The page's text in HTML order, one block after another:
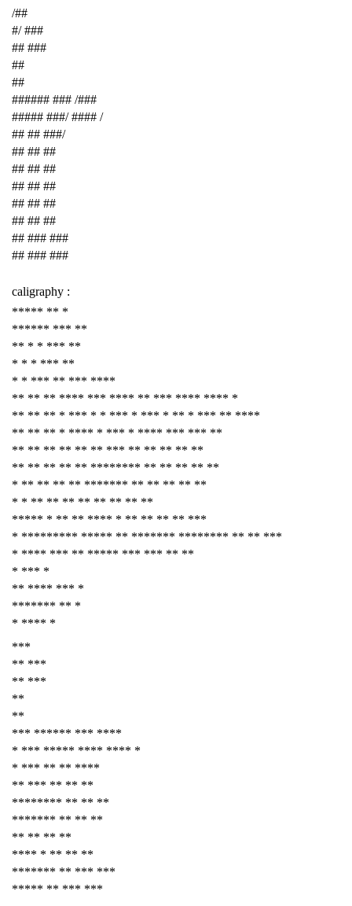
/##
#/ ###
## ###
##
##
###### ### /###
##### ###/ #### /
## ## ###/
## ## ##
## ## ##
## ## ##
## ## ##
## ## ##
## ### ###
## ### ###
caligraphy :
***** ** *
****** *** **
** * * *** **
* * * *** **
* * *** ** *** ****
** ** ** **** *** **** ** *** **** **** *
** ** ** * *** * * *** * *** * ** * *** ** ****
** ** ** * **** * *** * **** *** *** **
** ** ** ** ** ** *** ** ** ** ** **
** ** ** ** ** ******** ** ** ** ** **
* ** ** ** ** ******* ** ** ** ** **
* * ** ** ** ** ** ** ** **
***** * ** ** **** * ** ** ** ** ***
* ********* ***** ** ******* ******** ** ** ***
* **** *** ** ***** *** *** ** **
* *** *
** **** *** *
******* ** *
* **** *
***
** ***
** ***
**
**
*** ****** *** ****
* *** ***** **** **** *
* *** ** ** ****
** *** ** ** **
******** ** ** **
******* ** ** **
** ** ** **
**** * ** ** **
******* ** *** ***
***** ** *** ***